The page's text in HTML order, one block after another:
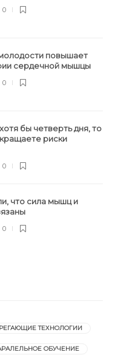
0
повышает
сердечной мышцы
0
бы четверть дня, то
риски
0
что сила мышц и
0
ТЕХНОЛОГИИ
ОБУЧЕНИЕ